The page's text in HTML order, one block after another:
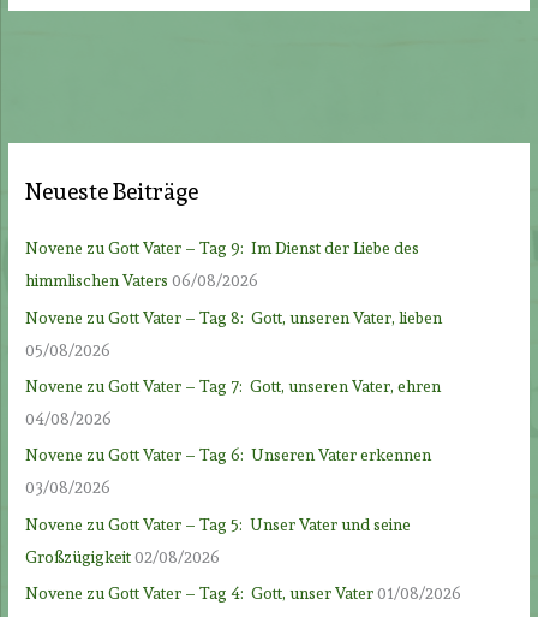
Neueste Beiträge
Novene zu Gott Vater – Tag 9: Im Dienst der Liebe des
himmlischen Vaters 06/08/2026
Novene zu Gott Vater – Tag 8: Gott, unseren Vater, lieben
05/08/2026
Novene zu Gott Vater – Tag 7: Gott, unseren Vater, ehren
04/08/2026
Novene zu Gott Vater – Tag 6: Unseren Vater erkennen
03/08/2026
Novene zu Gott Vater – Tag 5: Unser Vater und seine
Großzügigkeit02/08/2026
Novene zu Gott Vater – Tag 4: Gott, unser Vater01/08/2026